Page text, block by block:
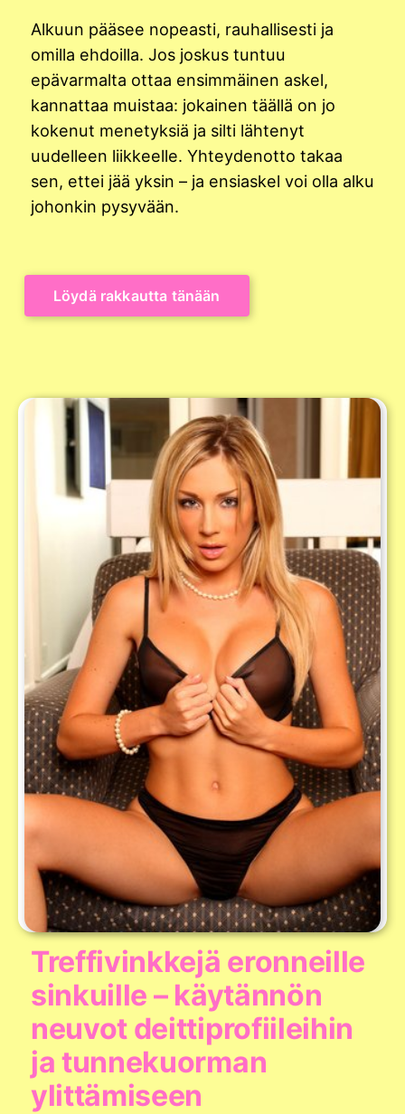
Alkuun pääsee nopeasti, rauhallisesti ja
omilla ehdoilla. Jos joskus tuntuu
epävarmalta ottaa ensimmäinen askel,
kannattaa muistaa: jokainen täällä on jo
kokenut menetyksiä ja silti lähtenyt
uudelleen liikkeelle. Yhteydenotto takaa
sen, ettei jää yksin – ja ensiaskel voi olla alku
johonkin pysyvään.
Löydä rakkautta tänään
Treffivinkkejä eronneille
sinkuille – käytännön
neuvot deittiprofiileihin
ja tunnekuorman
ylittämiseen